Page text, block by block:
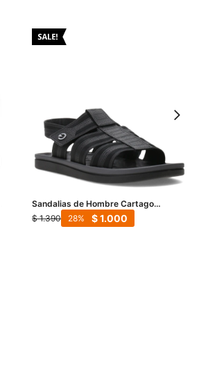
Sandalias de Hombre Cartago
Alabama Ii Ad - Negro - Gris
$ 1.390 $1.000
28